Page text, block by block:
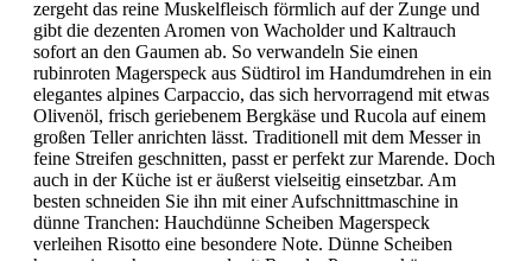
zergeht das reine Muskelfleisch förmlich auf der Zunge und
gibt die dezenten Aromen von Wacholder und Kaltrauch
sofort an den Gaumen ab. So verwandeln Sie einen
rubinroten Magerspeck aus Südtirol im Handumdrehen in ein
elegantes alpines Carpaccio, das sich hervorragend mit etwas
Olivenöl, frisch geriebenem Bergkäse und Rucola auf einem
großen Teller anrichten lässt. Traditionell mit dem Messer in
feine Streifen geschnitten, passt er perfekt zur Marende. Doch
auch in der Küche ist er äußerst vielseitig einsetzbar. Am
besten schneiden Sie ihn mit einer Aufschnittmaschine in
dünne Tranchen: Hauchdünne Scheiben Magerspeck
verleihen Risotto eine besondere Note. Dünne Scheiben